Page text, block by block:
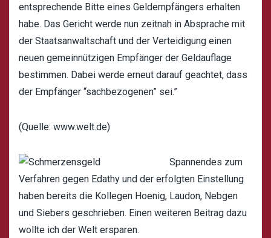
entsprechende Bitte eines Geldempfängers erhalten
habe. Das Gericht werde nun zeitnah in Absprache mit
der Staatsanwaltschaft und der Verteidigung einen
neuen gemeinnützigen Empfänger der Geldauflage
bestimmen. Dabei werde erneut darauf geachtet, dass
der Empfänger “sachbezogenen” sei.”
(Quelle: www.welt.de)
Spannendes zum
Verfahren gegen Edathy und der erfolgten Einstellung
haben bereits die Kollegen Hoenig, Laudon, Nebgen
und Siebers geschrieben. Einen weiteren Beitrag dazu
wollte ich der Welt ersparen.